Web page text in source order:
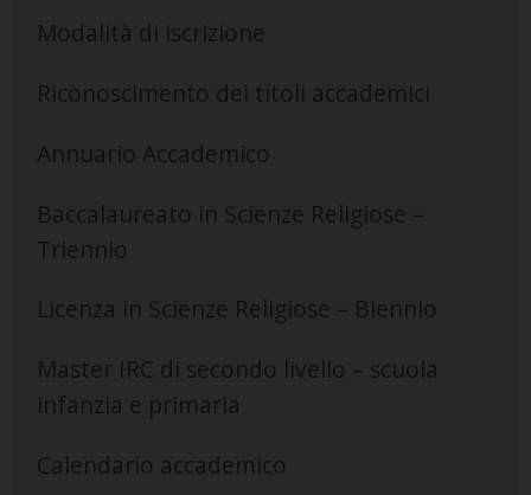
Modalità di iscrizione
Riconoscimento dei titoli accademici
Annuario Accademico
Baccalaureato in Scienze Religiose –
Triennio
Licenza in Scienze Religiose – Biennio
Master IRC di secondo livello – scuola
infanzia e primaria
Calendario accademico